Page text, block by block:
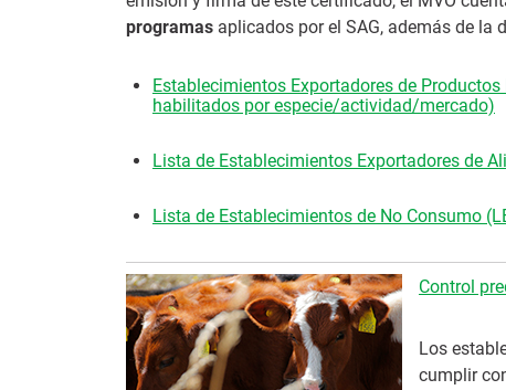
programas aplicados por el SAG, además de la
Establecimientos Exportadores de
habilitados por especie/actividad/mercado)
Lista de Establecimientos Exportadores de
Lista de Establecimientos de No Consumo
Control
Los
cumplir